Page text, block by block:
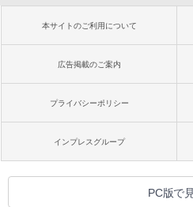
本サイトのご利用について
広告掲載のご案内
プライバシーポリシー
インプレスグループ
PC版で